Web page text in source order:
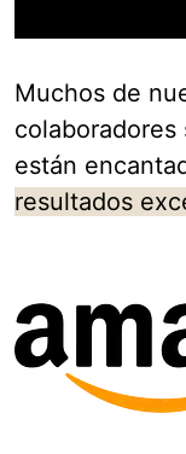
Muchos de
están
resultados